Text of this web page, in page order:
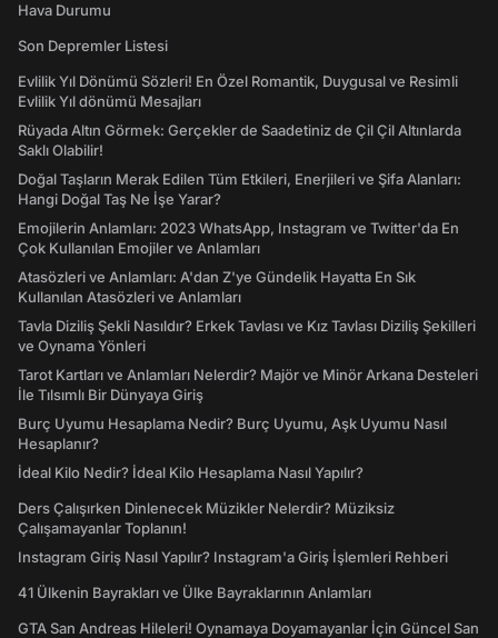
Hava Durumu
Son Depremler Listesi
Evlilik Yıl Dönümü Sözleri! En Özel Romantik, Duygusal ve Resimli
Evlilik Yıl dönümü Mesajları
Rüyada Altın Görmek: Gerçekler de Saadetiniz de Çil Çil Altınlarda
Saklı Olabilir!
Doğal Taşların Merak Edilen Tüm Etkileri, Enerjileri ve Şifa Alanları:
Hangi Doğal Taş Ne İşe Yarar?
Emojilerin Anlamları: 2023 WhatsApp, Instagram ve Twitter'da En
Çok Kullanılan Emojiler ve Anlamları
Atasözleri ve Anlamları: A'dan Z'ye Gündelik Hayatta En Sık
Kullanılan Atasözleri ve Anlamları
Tavla Diziliş Şekli Nasıldır? Erkek Tavlası ve Kız Tavlası Diziliş Şekilleri
ve Oynama Yönleri
Tarot Kartları ve Anlamları Nelerdir? Majör ve Minör Arkana Desteleri
İle Tılsımlı Bir Dünyaya Giriş
Burç Uyumu Hesaplama Nedir? Burç Uyumu, Aşk Uyumu Nasıl
Hesaplanır?
İdeal Kilo Nedir? İdeal Kilo Hesaplama Nasıl Yapılır?
Ders Çalışırken Dinlenecek Müzikler Nelerdir? Müziksiz
Çalışamayanlar Toplanın!
Instagram Giriş Nasıl Yapılır? Instagram'a Giriş İşlemleri Rehberi
41 Ülkenin Bayrakları ve Ülke Bayraklarının Anlamları
GTA San Andreas Hileleri! Oynamaya Doyamayanlar İçin Güncel San